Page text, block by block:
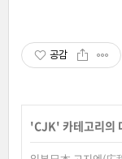
공감
'CJK' 카테고리의